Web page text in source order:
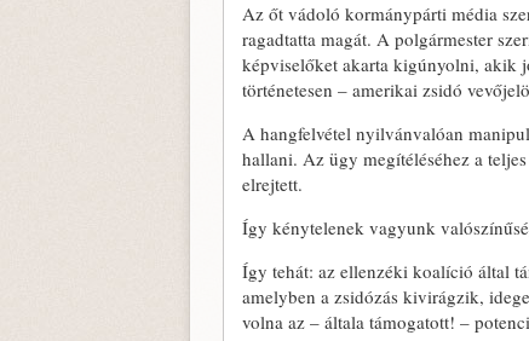
Az őt vádoló kormánypárti média
ragadtatta magát. A polgármester
képviselőket akarta kigúnyolni, akik
történetesen – amerikai zsidó
A hangfelvétel nyilvánvalóan
hallani. Az ügy megítéléséhez a
elrejtett.
Így kénytelenek vagyunk
Így tehát: az ellenzéki koalíció által
amelyben a zsidózás kivirágzik,
volna az – általa támogatott! –